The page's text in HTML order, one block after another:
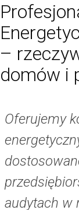
–
domów i
Oferujemy
audytach w